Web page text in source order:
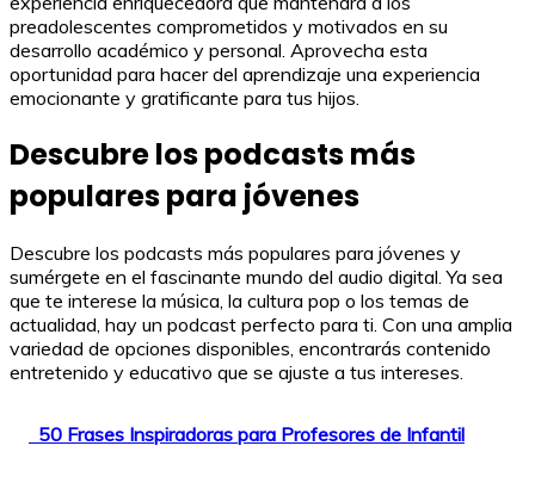
preadolescentes comprometidos y motivados en su
desarrollo académico y personal. Aprovecha esta
oportunidad para hacer del aprendizaje una experiencia
emocionante y gratificante para tus hijos.
Descubre los podcasts más
populares para jóvenes
Descubre los podcasts más populares para jóvenes y
sumérgete en el fascinante mundo del audio digital. Ya sea
que te interese la música, la cultura pop o los temas de
actualidad, hay un podcast perfecto para ti. Con una amplia
variedad de opciones disponibles, encontrarás contenido
entretenido y educativo que se ajuste a tus intereses.
50 Frases Inspiradoras para Profesores de Infantil